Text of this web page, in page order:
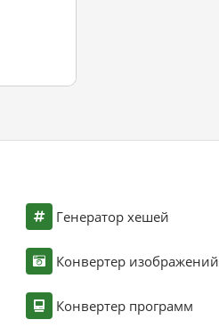
Генератор хешей
Конвертер изображений
Конвертер программ